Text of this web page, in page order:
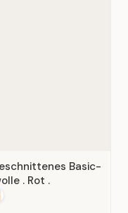
Basic-
. Rot .